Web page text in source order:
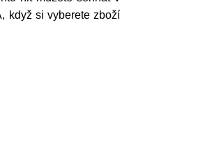
když si vyberete zboží